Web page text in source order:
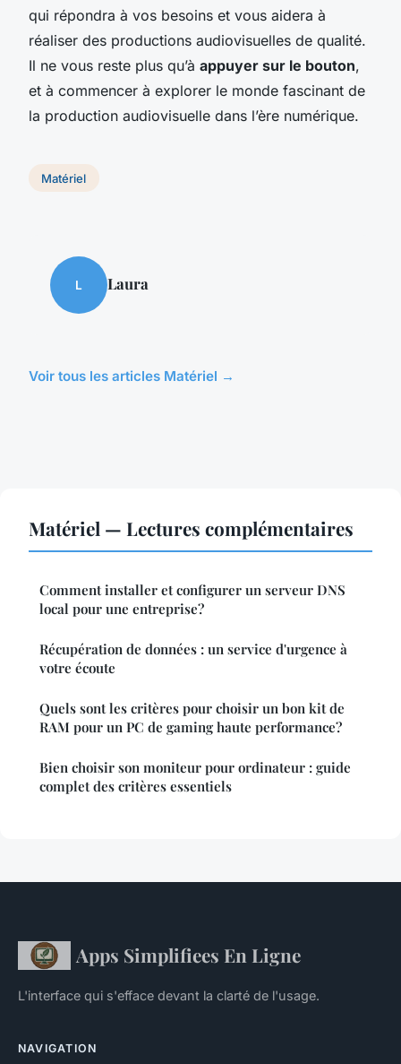
qui répondra à vos besoins et vous aidera à
réaliser des productions audiovisuelles de qualité.
Il ne vous reste plus qu’à appuyer sur le bouton,
et à commencer à explorer le monde fascinant de
la production audiovisuelle dans l’ère numérique.
Matériel
L Laura
Voir tous les articles Matériel →
Matériel — Lectures complémentaires
Comment installer et configurer un serveur DNS
local pour une entreprise?
Récupération de données : un service d'urgence à
votre écoute
Quels sont les critères pour choisir un bon kit de
RAM pour un PC de gaming haute performance?
Bien choisir son moniteur pour ordinateur : guide
complet des critères essentiels
Apps Simplifiees En Ligne
L'interface qui s'efface devant la clarté de l'usage.
NAVIGATION